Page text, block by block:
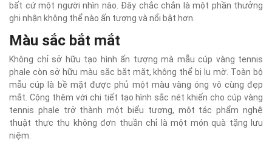
bất cứ một người nhìn nào. Đây chắc chắn là một phần thưởng
ghi nhận không thể nào ấn tượng và nổi bật hơn.
Màu sắc bắt mắt
Không chỉ sở hữu tạo hình ấn tượng mà mẫu cúp vàng tennis
phale còn sở hữu màu sắc bắt mắt, không thể bị lu mờ. Toàn bộ
mẫu cúp là bề mặt được phủ một màu vàng óng vô cùng đẹp
mắt. Cộng thêm với chi tiết tạo hình sắc nét khiến cho cúp vàng
tennis phale trở thành một biểu tượng, một tác phẩm nghệ
thuật thực thụ không đơn thuần chỉ là một món quà tặng lưu
niệm.